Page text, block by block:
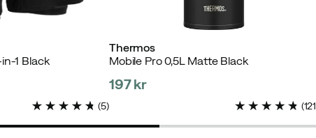
1 Black
(5)
Thermos
Mobile Pro 0,5L Matte Black
197 kr
(121